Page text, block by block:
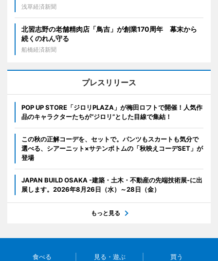
浅草経済新聞
北習志野の老舗精肉店「鳥吉」が創業170周年 幕末から
続くのれん守る
船橋経済新聞
プレスリリース
POP UP STORE「ジロリPLAZA」が梅田ロフトで開催！人気作
品のキャラクターたちが“ジロリ”とした目線で集結！
この秋の正解コーデを、セットで。パンツもスカートも気分で
選べる、シアーニット×サテンボトムの「秋映えコーデSET」が
登場
JAPAN BUILD OSAKA -建築・土木・不動産の先端技術展-に出
展します。2026年8月26日（水）～28日（金）
もっと見る
食べる 見る・遊ぶ 買う